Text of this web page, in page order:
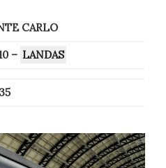
CARLO
– LANDAS